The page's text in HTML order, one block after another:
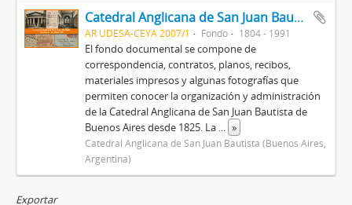
Catedral Anglicana de San Juan Bautista
AR UDESA-CEYA 2007/1 Fondo 1804 - 1991
El fondo documental se compone de
correspondencia, contratos, planos, recibos,
materiales impresos y algunas fotografías que
permiten conocer la organización y administración
de la Catedral Anglicana de San Juan Bautista de
Buenos Aires desde 1825. La ... »
Catedral Anglicana de San Juan Bautista (Buenos Aires,
Argentina)
Exportar